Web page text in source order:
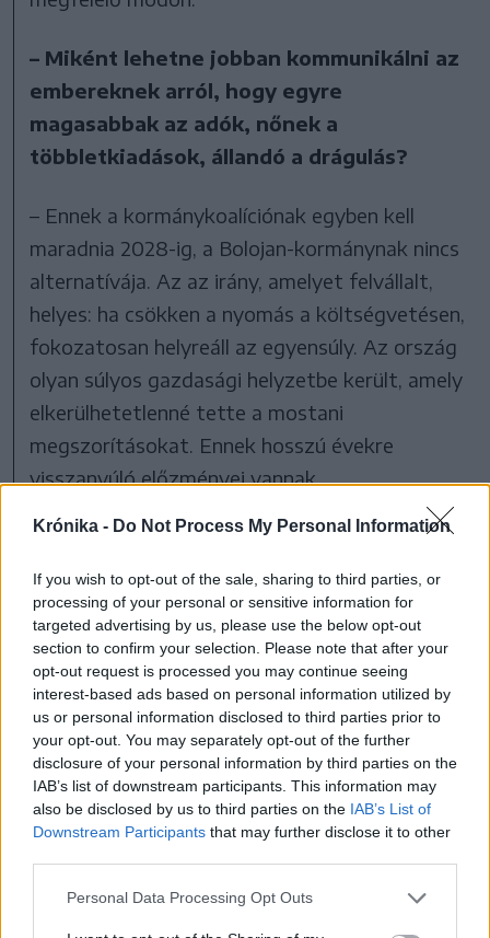
Krónika - Do Not Process My Personal Information
If you wish to opt-out of the sale, sharing to third parties, or
processing of your personal or sensitive information for
targeted advertising by us, please use the below opt-out
section to confirm your selection. Please note that after your
opt-out request is processed you may continue seeing
interest-based ads based on personal information utilized by
us or personal information disclosed to third parties prior to
your opt-out. You may separately opt-out of the further
disclosure of your personal information by third parties on the
IAB’s list of downstream participants. This information may
also be disclosed by us to third parties on the IAB’s List of
Downstream Participants that may further disclose it to other
Personal Data Processing Opt Outs
– Miként lehetne jobban kommunikálni az
embereknek arról, hogy egyre
magasabbak az adók, nőnek a
többletkiadások, állandó a drágulás?
– Ennek a kormánykoalíciónak egyben kell
maradnia 2028-ig, a Bolojan-kormánynak nincs
alternatívája. Az az irány, amelyet felvállalt,
helyes: ha csökken a nyomás a költségvetésen,
fokozatosan helyreáll az egyensúly. Az ország
olyan súlyos gazdasági helyzetbe került, amely
elkerülhetetlenné tette a mostani
megszorításokat. Ennek hosszú évekre
visszanyúló előzményei vannak.
Már 2021-ben, a PSD–
RMDSZ-kormány idején
felmerült a helyi adók
reformjának,
átszervezésének kérdése.
2022 januárjában megjelent egy
kormányrendelet, amely bevezette a piaci
alapon kiszámított helyi adókat, ezt azonban
nem alkalmazták, nem kommunikálták, és csak
2026. január elsejétől lépett életbe. Az idei
teljes mértékben a valós, piaci alapú helyi